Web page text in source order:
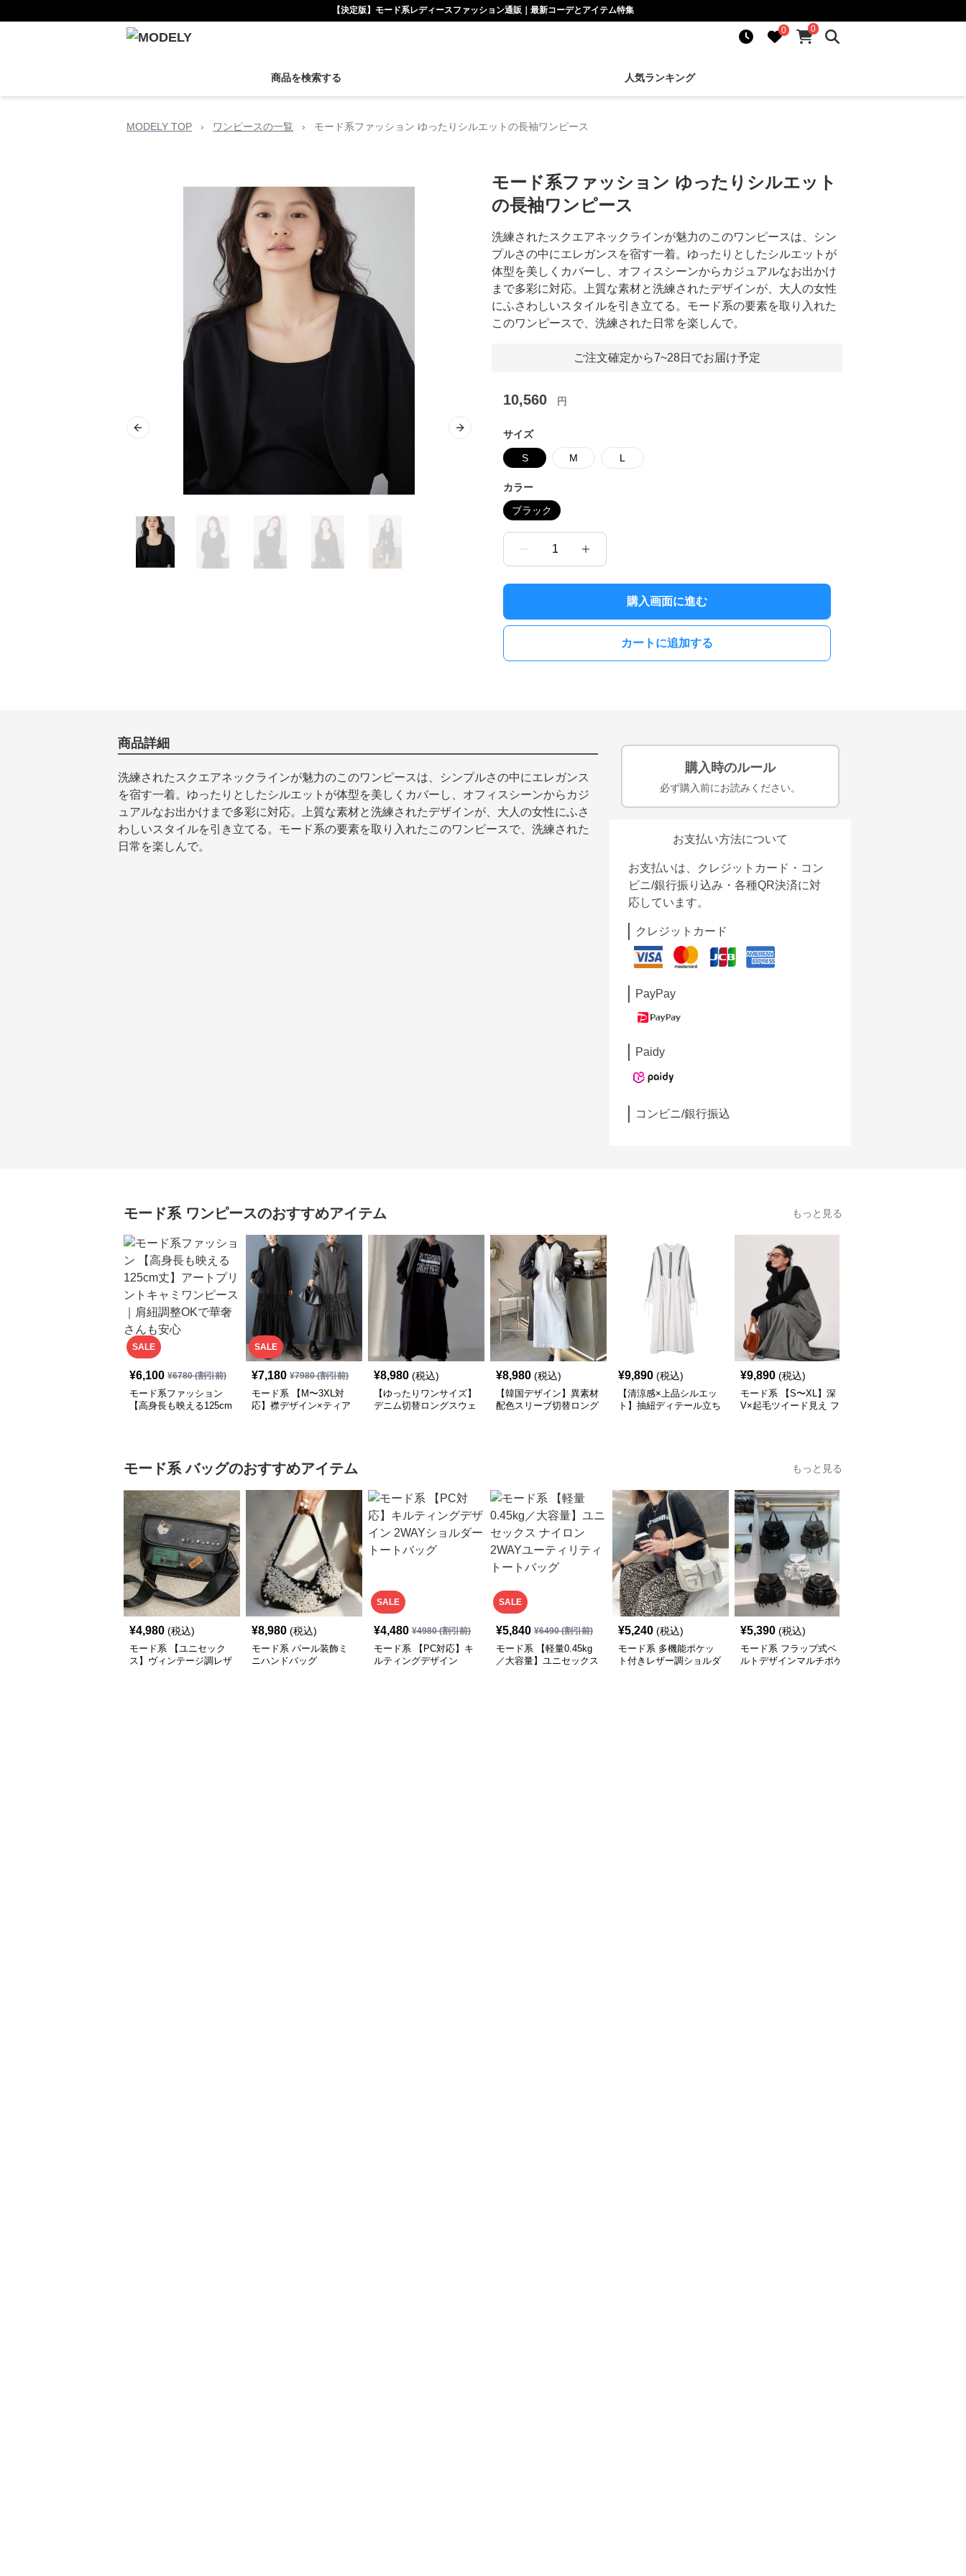
【決定版】モード系レディースファッション通販｜最新コーデとアイテム特集
0
0
商品を検索する 人気ランキング
MODELY TOP › ワンピースの一覧 › モード系ファッション ゆったりシルエットの長袖ワンピース
Previous slide Next slide
モード系ファッション ゆったりシルエット
の長袖ワンピース
洗練されたスクエアネックラインが魅力のこのワンピースは、シン
プルさの中にエレガンスを宿す一着。ゆったりとしたシルエットが
体型を美しくカバーし、オフィスシーンからカジュアルなお出かけ
まで多彩に対応。上質な素材と洗練されたデザインが、大人の女性
にふさわしいスタイルを引き立てる。モード系の要素を取り入れた
このワンピースで、洗練された日常を楽しんで。
ご注文確定から7~28日でお届け予定
10,560 円
サイズ
S M L
カラー
ブラック
1
購入画面に進む
カートに追加する
商品詳細
洗練されたスクエアネックラインが魅力のこのワンピースは、シンプルさの中にエレガンス
を宿す一着。ゆったりとしたシルエットが体型を美しくカバーし、オフィスシーンからカジ
ュアルなお出かけまで多彩に対応。上質な素材と洗練されたデザインが、大人の女性にふさ
わしいスタイルを引き立てる。モード系の要素を取り入れたこのワンピースで、洗練された
日常を楽しんで。
購入時のルール
必ず購入前にお読みください。
お支払い方法について
お支払いは、クレジットカード・コン
ビニ/銀行振り込み・各種QR決済に対
応しています。
クレジットカード
PayPay
Paidy
コンビニ/銀行振込
モード系 ワンピースのおすすめアイテム もっと見る
SALE
¥6,100 ¥6780(割引前)
モード系ファッション
【高身長も映える125cm
SALE
¥7,180 ¥7980(割引前)
モード系 【M〜3XL対
応】襟デザイン×ティア
¥8,980 (税込)
【ゆったりワンサイズ】
デニム切替ロングスウェ
¥8,980 (税込)
【韓国デザイン】異素材
配色スリーブ切替ロング
¥9,890 (税込)
【清涼感×上品シルエッ
ト】抽紐ディテール立ち
¥9,890 (税込)
モード系 【S〜XL】深
V×起毛ツイード見え フ
モード系 バッグのおすすめアイテム もっと見る
¥4,980 (税込)
モード系 【ユニセック
ス】ヴィンテージ調レザ
¥8,980 (税込)
モード系 パール装飾ミ
ニハンドバッグ
SALE
¥4,480 ¥4980(割引前)
モード系 【PC対応】キ
ルティングデザイン
SALE
¥5,840 ¥6490(割引前)
モード系 【軽量0.45kg
／大容量】ユニセックス
¥5,240 (税込)
モード系 多機能ポケッ
ト付きレザー調ショルダ
¥5,390 (税込)
モード系 フラップ式ベ
ルトデザインマルチポケ